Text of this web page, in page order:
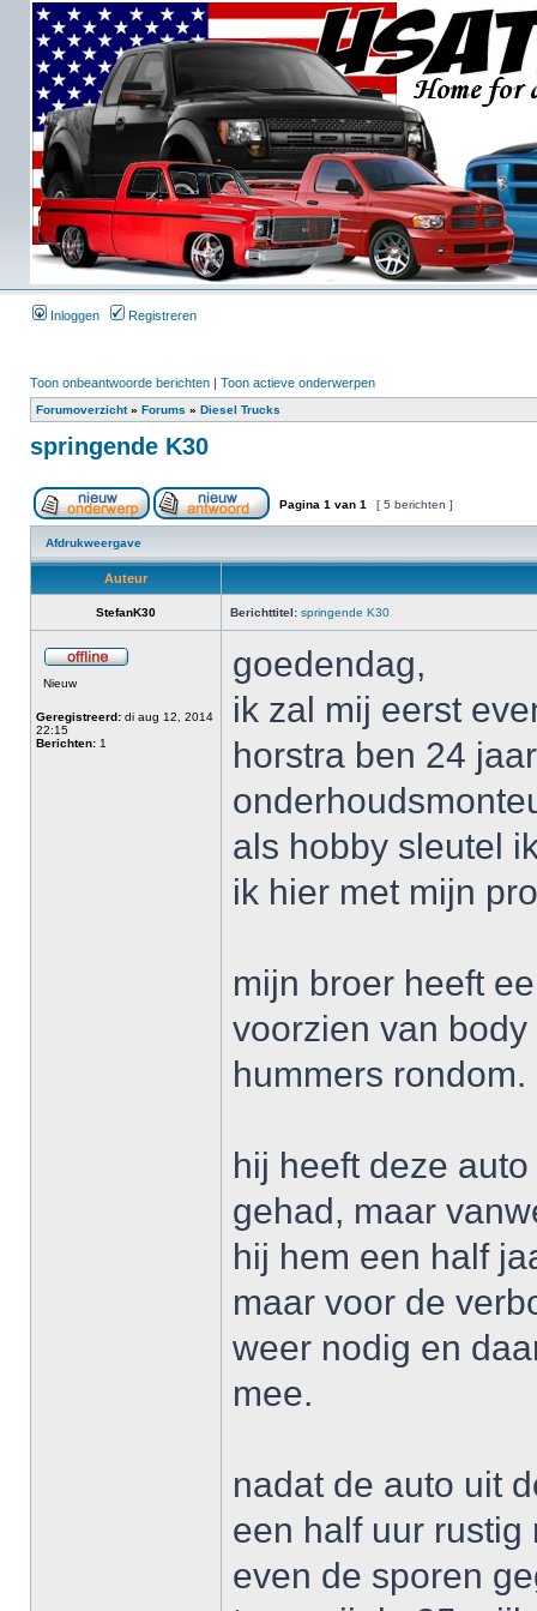
Inloggen Registreren
Toon onbeantwoorde berichten | Toon actieve onderwerpen
Forumoverzicht» Forums » Diesel Trucks
springende K30
Pagina 1 van 1 [ 5 berichten ]
Afdrukweergave
Auteur
StefanK30 Berichttitel: springende K30
Nieuw
Geregistreerd: di aug 12, 2014
22:15
Berichten: 1
goedendag,
ik zal mij eerst
horstra ben 24
als hobby sleutel
ik hier met mijn
mijn broer heeft
voorzien van
hummers rondom.
hij heeft deze
gehad, maar
hij hem een half
maar voor de
weer nodig en
mee.
nadat de auto uit
een half uur
even de sporen